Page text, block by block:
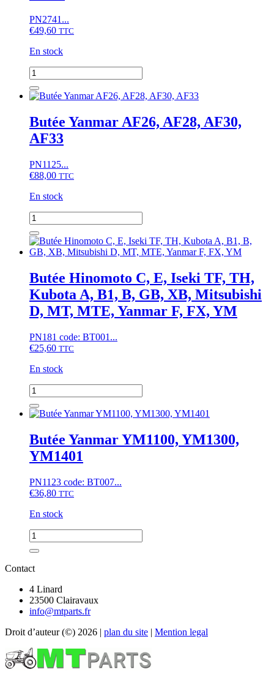
PN2741...
€49,60 TTC
En stock
quantité
de
Fourchette
Yanmar
YM
series
Butée Yanmar AF26, AF28, AF30,
AF33
PN1125...
€88,00 TTC
En stock
quantité
de
Butée
Yanmar
AF28,
AF30,
AF33
Butée Hinomoto C, E, Iseki TF, TH,
Kubota A, B1, B, GB, XB, Mitsubishi
D, MT, MTE, Yanmar F, FX, YM
PN181 code: BT001...
€25,60 TTC
En stock
quantité
de
Butée
C,
E,
Iseki
TF,
TH,
Kubota
A,
B1,
B,
GB,
XB,
Mitsubishi
D,
MTE,
Yanmar
F,
YM
Butée Yanmar YM1100, YM1300,
YM1401
PN1123 code: BT007...
€36,80 TTC
En stock
quantité
de
Butée
Yanmar
YM1300,
YM1401
Contact
4 Linard
23500 Clairavaux
info@mtparts.fr
Droit d’auteur (©) 2026 | plan du site | Mention legal